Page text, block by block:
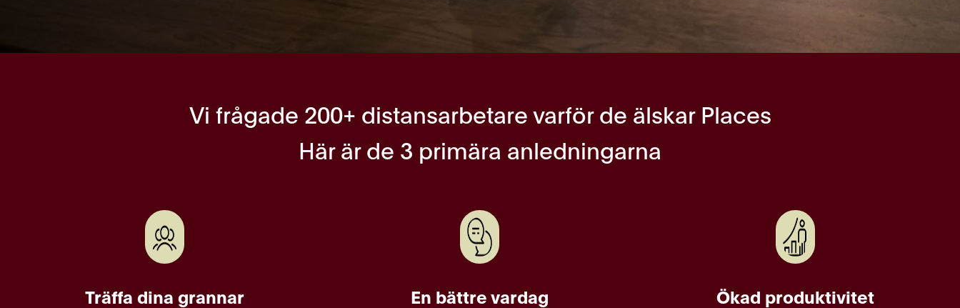
Vi frågade 200+ distansarbetare varför de älskar Places
Här är de 3 primära anledningarna
Träffa dina grannar En bättre vardag Ökad produktivitet